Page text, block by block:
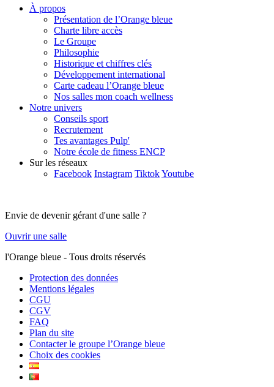
À propos
Présentation de l’Orange bleue
Charte libre accès
Le Groupe
Philosophie
Historique et chiffres clés
Développement international
Carte cadeau l’Orange bleue
Nos salles mon coach wellness
Notre univers
Conseils sport
Recrutement
Tes avantages Pulp'
Notre école de fitness ENCP
Sur les réseaux
Facebook Instagram TiktokYoutube
Envie de devenir gérant d'une salle ?
Ouvrir une salle
l'Orange bleue - Tous droits réservés
Protection des données
Mentions légales
CGU
CGV
FAQ
Plan du site
Contacter le groupe l’Orange bleue
Choix des cookies